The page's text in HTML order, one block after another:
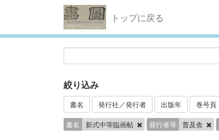
トップに戻る
絞り込み
書名 発行社／発行者 出版年 巻号頁
書名 新式中等臨画帖 発行者等 普及舎